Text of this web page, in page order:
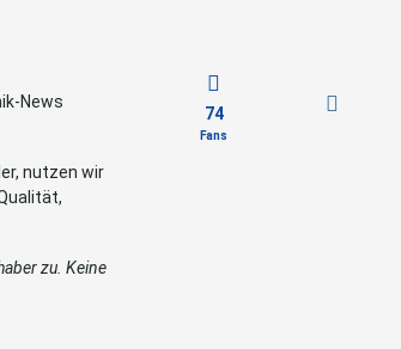
News
nutzen wir
zu. Keine
74
Fans